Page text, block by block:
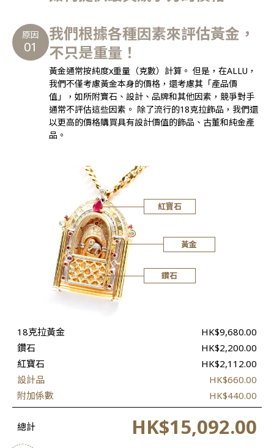
原因
01
我們根據各種因素來評估黃金，
不只是重量！
黃金通常按純度x重量（克數）計算。 但是，在ALLU，
我們不僅考慮黃金本身的價格，還考慮其「產品價
值」，如所附寶石、設計、品牌和其他因素，競爭對手
通常不評估這些因素。 除了流行的18克拉飾品，我們還
以更高的價格購買具有設計價值的飾品、古董和純金產
品。
紅寶石
黃金
鑽石
18克拉黃金
HK$9,680.00
鑽石
HK$2,200.00
紅寶石
HK$2,112.00
設計品
HK$660.00
附加係數
HK$440.00
總計 HK$15,092.00